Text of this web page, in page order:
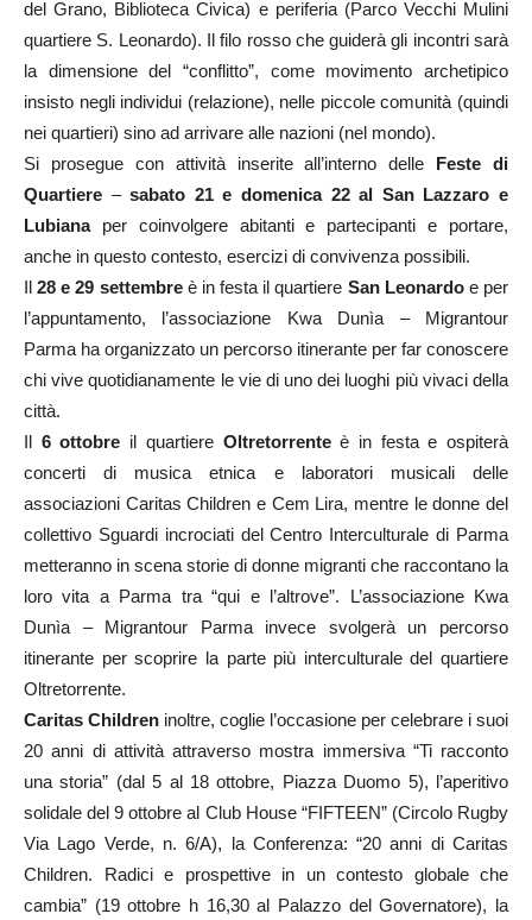
del Grano, Biblioteca Civica) e periferia (Parco Vecchi Mulini
quartiere S. Leonardo). Il filo rosso che guiderà gli incontri sarà
la dimensione del “conflitto”, come movimento archetipico
insisto negli individui (relazione), nelle piccole comunità (quindi
nei quartieri) sino ad arrivare alle nazioni (nel mondo).
Si prosegue con attività inserite all’interno delle Feste di
Quartiere –sabato 21 e domenica 22 al San Lazzaro e
Lubianaper coinvolgere abitanti e partecipanti e portare,
anche in questo contesto, esercizi di convivenza possibili.
Il28 e 29 settembreè in festa il quartiere San Leonardoe per
l’appuntamento, l’associazione Kwa Dunìa – Migrantour
Parma ha organizzato un percorso itinerante per far conoscere
chi vive quotidianamente le vie di uno dei luoghi più vivaci della
città.
Il 6 ottobre il quartiere Oltretorrenteè in festa e ospiterà
concerti di musica etnica e laboratori musicali delle
associazioni Caritas Children e Cem Lira, mentre le donne del
collettivo Sguardi incrociati del Centro Interculturale di Parma
metteranno in scena storie di donne migranti che raccontano la
loro vita a Parma tra “qui e l’altrove”. L’associazione Kwa
Dunìa – Migrantour Parma invece svolgerà un percorso
itinerante per scoprire la parte più interculturale del quartiere
Oltretorrente.
Caritas Children inoltre, coglie l’occasione per celebrare i suoi
20 anni di attività attraverso mostra immersiva “Ti racconto
una storia” (dal 5 al 18 ottobre, Piazza Duomo 5), l’aperitivo
solidale del 9 ottobre al Club House “FIFTEEN” (Circolo Rugby
Via Lago Verde, n. 6/A), la Conferenza: “20 anni di Caritas
Children. Radici e prospettive in un contesto globale che
cambia” (19 ottobre h 16,30 al Palazzo del Governatore), la